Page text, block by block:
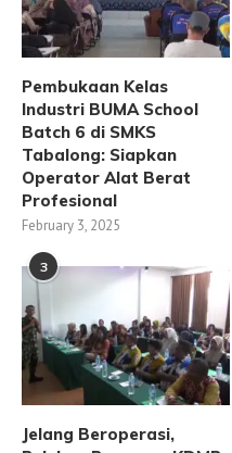
Pembukaan Kelas
Industri BUMA School
Batch 6 di SMKS
Tabalong: Siapkan
Operator Alat Berat
Profesional
February 3, 2025
3
Jelang Beroperasi,